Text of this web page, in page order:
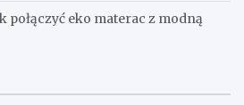
połączyć eko materac z modną